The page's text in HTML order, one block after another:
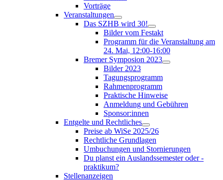
Vorträge
Veranstaltungen
Das SZHB wird 30!
Bilder vom Festakt
Programm für die Veranstaltung am
24. Mai, 12:00-16:00
Bremer Symposion 2023
Bilder 2023
Tagungsprogramm
Rahmenprogramm
Praktische Hinweise
Anmeldung und Gebühren
Sponsor:innen
Entgelte und Rechtliches
Preise ab WiSe 2025/26
Rechtliche Grundlagen
Umbuchungen und Stornierungen
Du planst ein Auslandssemester oder -
praktikum?
Stellenanzeigen